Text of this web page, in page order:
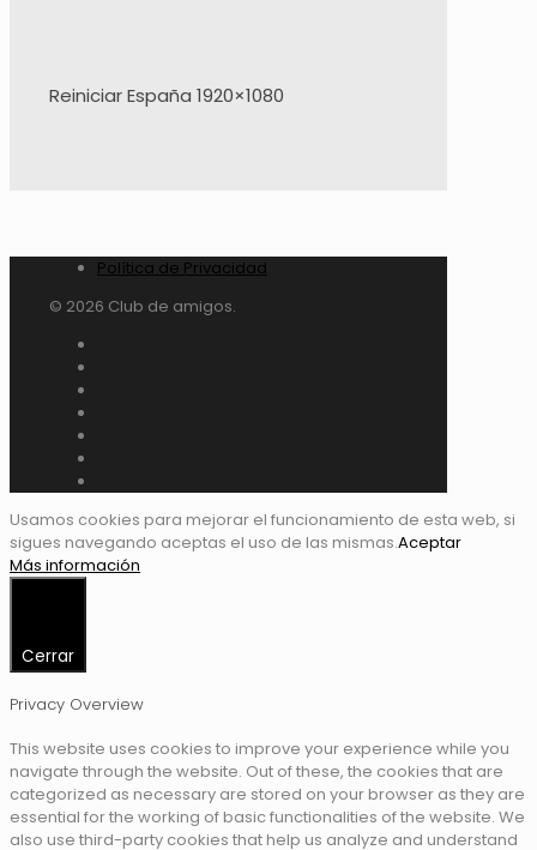
Reiniciar España 1920×1080
Política de Privacidad
© 2026 Club de amigos.
Usamos cookies para mejorar el funcionamiento de esta web, si
sigues navegando aceptas el uso de las mismas.Aceptar
Más información
Cerrar
Privacy Overview
This website uses cookies to improve your experience while you
navigate through the website. Out of these, the cookies that are
categorized as necessary are stored on your browser as they are
essential for the working of basic functionalities of the website. We
also use third-party cookies that help us analyze and understand